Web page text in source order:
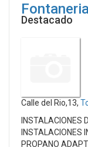
Destacado
Calle del Rio,13,
INSTALACIONES
INSTALACIONES
PROPANO